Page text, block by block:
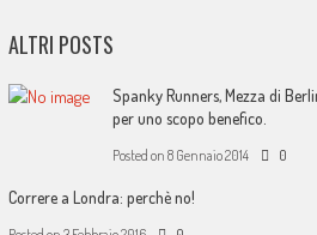
ALTRI POSTS
Spanky Runners, Mezza di
per uno scopo benefico.
Posted on 8 Gennaio 2014 0
Correre a Londra: perchè no!